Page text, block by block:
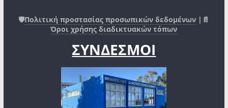
🛡️Πολιτική προστασίας προσωπικών δεδομένων |📄
Όροι χρήσης διαδικτυακών τόπων
ΣΥΝΔΕΣΜΟΙ